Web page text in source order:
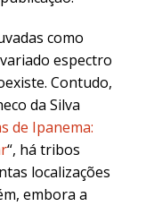
como
espectro
Contudo,
da Silva
de Ipanema:
“, há tribos
localizações
embora a